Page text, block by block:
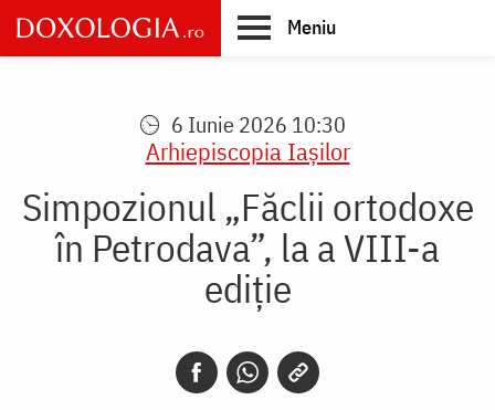
Skip
to
main
Meniu
6 Iunie 2026 10:30
Arhiepiscopia Iaşilor
Simpozionul „Făclii ortodoxe
în Petrodava”, la a VIII-a
ediție